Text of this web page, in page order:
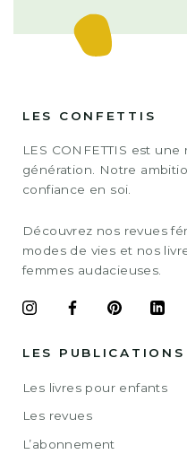
LES CONFETTIS
LES CONFETTIS est
génération. Notre
confiance en soi.
Découvrez nos revues
modes de vies et nos
femmes audacieuses.
LES PUBLICATIONS
Les livres pour enfants
Les revues
L’abonnement